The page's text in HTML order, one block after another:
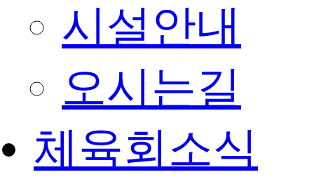
시설안내
오시는길
체육회소식